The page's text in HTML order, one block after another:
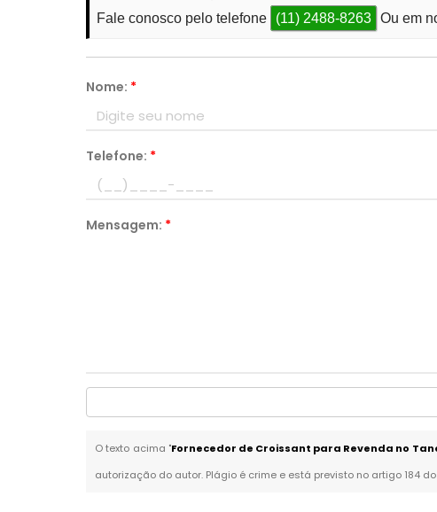
Fale conosco pelo telefone
(11) 2488-8263 Ou em
Nome: *
Telefone: *
Mensagem: *
O texto acima "Fornecedor de Croissant para Revenda no
autorização do autor. Plágio é crime e está previsto no artigo 184